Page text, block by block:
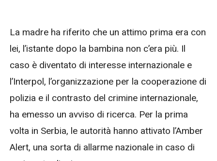
La madre ha riferito che un attimo prima era con
lei, l’istante dopo la bambina non c’era più. Il
caso è diventato di interesse internazionale e
l’Interpol, l’organizzazione per la cooperazione di
polizia e il contrasto del crimine internazionale,
ha emesso un avviso di ricerca. Per la prima
volta in Serbia, le autorità hanno attivato l’Amber
Alert, una sorta di allarme nazionale in caso di